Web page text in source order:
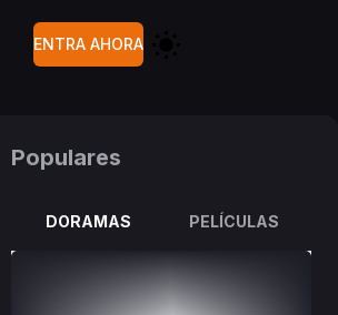
ENTRA AHORA
Populares
DORAMAS PELÍCULAS